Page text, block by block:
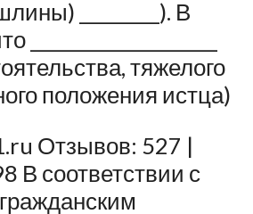
_________). В
тяжелого
положения истца)
Отзывов: 527 |
В соответствии с